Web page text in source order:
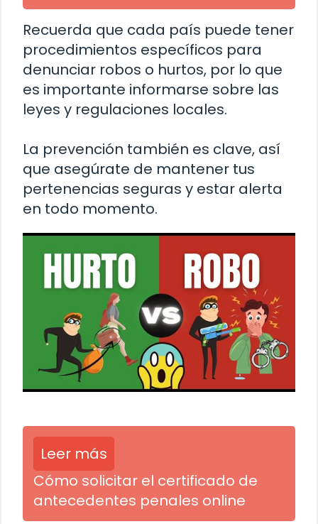
Recuerda que cada país puede tener
procedimientos específicos para
denunciar robos o hurtos, por lo que
es importante informarse sobre las
leyes y regulaciones locales.
La prevención también es clave, así
que asegúrate de mantener tus
pertenencias seguras y estar alerta
en todo momento.
Leer más
Cómo solicitar el certificado de
antecedentes penales online